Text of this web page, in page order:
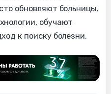
обновляют больницы,
обучают
к поиску болезни.